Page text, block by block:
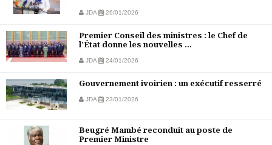
JDA 26/01/2026
Premier Conseil des ministres : le Chef de
l’État donne les nouvelles ...
JDA 24/01/2026
Gouvernement ivoirien : un exécutif resserré
JDA 23/01/2026
Beugré Mambé reconduit au poste de
Premier Ministre